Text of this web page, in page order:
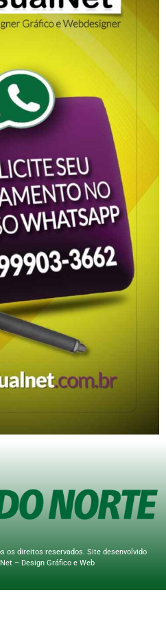
os direitos reservados. Site desenvolvido
– Design Gráfico e Web